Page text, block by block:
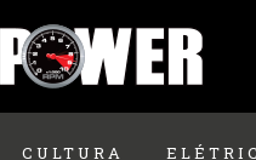
CULTURA